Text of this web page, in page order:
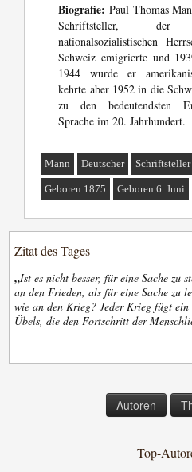
Biografie: Paul Thomas
Schriftsteller,
nationalsozialistischen
Schweiz emigrierte und
1944 wurde er
kehrte aber 1952 in die
zu den bedeutendsten
Sprache im 20. Jahrhundert.
Mann Deutscher Schriftsteller
Geboren 1875 Geboren 6. Juni
Zitat des Tages
„Ist es nicht besser, für eine Sache zu
an den Frieden, als für eine Sache zu
wie an den Krieg? Jeder Krieg fügt
Übels, die den Fortschritt der
Autoren
Top-